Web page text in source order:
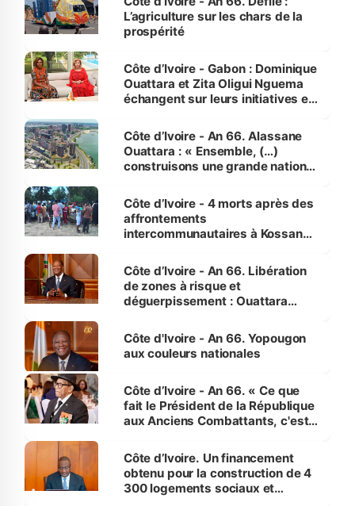
L’agriculture sur les chars de la
prospérité
Côte d’Ivoire - Gabon : Dominique
Ouattara et Zita Oligui Nguema
échangent sur leurs initiatives en
enfants
Côte d’Ivoire - An 66. Alassane
Ouattara : « Ensemble, (…)
construisons une grande nation
générations futures »
Côte d’Ivoire - 4 morts après des
affrontements
intercommunautaires à Kossandji
milieu des sinistrés
Côte d’Ivoire - An 66. Libération
de zones à risque et
déguerpissement : Ouattara
l'Etat de droit pour préserver les
vies humaines »
Côte d'Ivoire - An 66. Yopougon
aux couleurs nationales
Côte d’Ivoire - An 66. « Ce que
fait le Président de la République
aux Anciens Combattants, c'est
Côte d’Ivoire. Un financement
obtenu pour la construction de 4
300 logements sociaux et